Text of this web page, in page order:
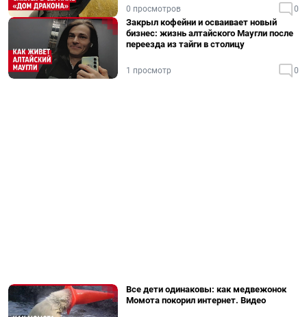
0 просмотров 0
Закрыл кофейни и осваивает новый
бизнес: жизнь алтайского Маугли после
переезда из тайги в столицу
1 просмотр 0
Все дети одинаковы: как медвежонок
Момота покорил интернет. Видео